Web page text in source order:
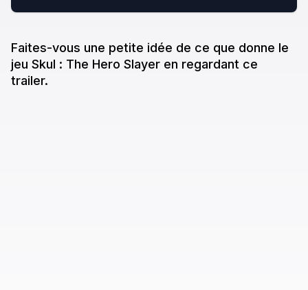
Faites-vous une petite idée de ce que donne le
jeu Skul : The Hero Slayer en regardant ce
trailer.